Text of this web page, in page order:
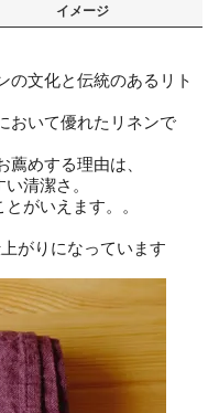
イメージ
文化と伝統のあるリト
いて優れたリネンで
めする理由は、
清潔さ。
がいえます。。
がりになっています